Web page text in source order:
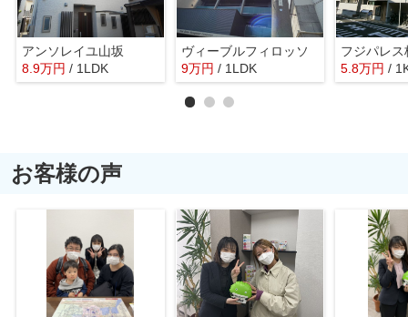
アンソレイユ山坂
8.9万円 / 1LDK
ヴィーブルフィロッソ
9万円 / 1LDK
フジパレ
5.8万円 /
お客様の声